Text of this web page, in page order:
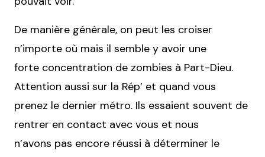
De manière générale, on peut les croiser
n’importe où mais il semble y avoir une
forte concentration de zombies à Part-Dieu.
Attention aussi sur la Rép’ et quand vous
prenez le dernier métro. Ils essaient souvent de
rentrer en contact avec vous et nous
n’avons pas encore réussi à déterminer le